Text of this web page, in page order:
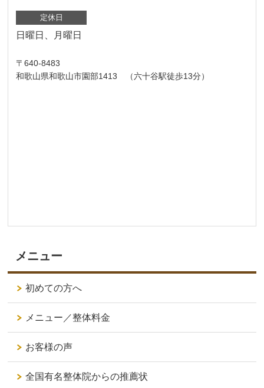
定休日
日曜日、月曜日
〒640-8483
和歌山県和歌山市園部1413 （六十谷駅徒歩13分）
メニュー
初めての方へ
メニュー／整体料金
お客様の声
全国有名整体院からの推薦状